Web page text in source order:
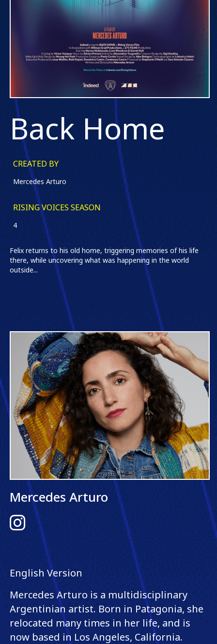
Back Home
CREATED BY
Mercedes Arturo
RISING VOICES SEASON
4
Felix returns to his old home, triggering memories of his life
there, while uncovering what was happening in the world
outside...
Mercedes Arturo
Instagram
English Version
Mercedes Arturo is a multidisciplinary
Argentinian artist. Born in Patagonia, she
relocated many times in her life, and is
now based in Los Angeles, California.